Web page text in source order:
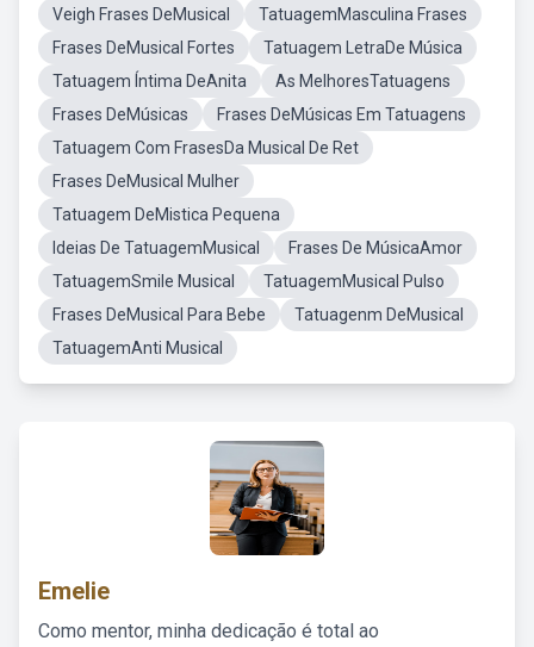
Veigh Frases DeMusical
TatuagemMasculina Frases
Frases DeMusical Fortes
Tatuagem LetraDe Música
Tatuagem Íntima DeAnita
As MelhoresTatuagens
Frases DeMúsicas
Frases DeMúsicas Em Tatuagens
Tatuagem Com FrasesDa Musical De Ret
Frases DeMusical Mulher
Tatuagem DeMistica Pequena
Ideias De TatuagemMusical
Frases De MúsicaAmor
TatuagemSmile Musical
TatuagemMusical Pulso
Frases DeMusical Para Bebe
Tatuagenm DeMusical
TatuagemAnti Musical
Emelie
Como mentor, minha dedicação é total ao